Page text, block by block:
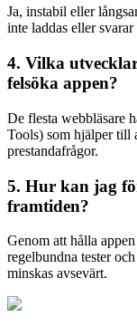
Ja, instabil eller
inte laddas eller
4. Vilka
felsöka appen?
De flesta webbläsare
Tools) som hjälper till
prestandafrågor.
5. Hur kan jag
framtiden?
Genom att hålla
regelbundna tester
minskas avsevärt.